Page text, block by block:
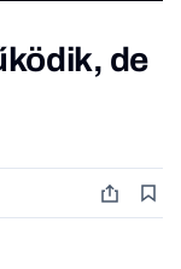
de